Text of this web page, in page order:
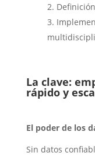
La clave:
rápido y
El poder de los
Sin datos